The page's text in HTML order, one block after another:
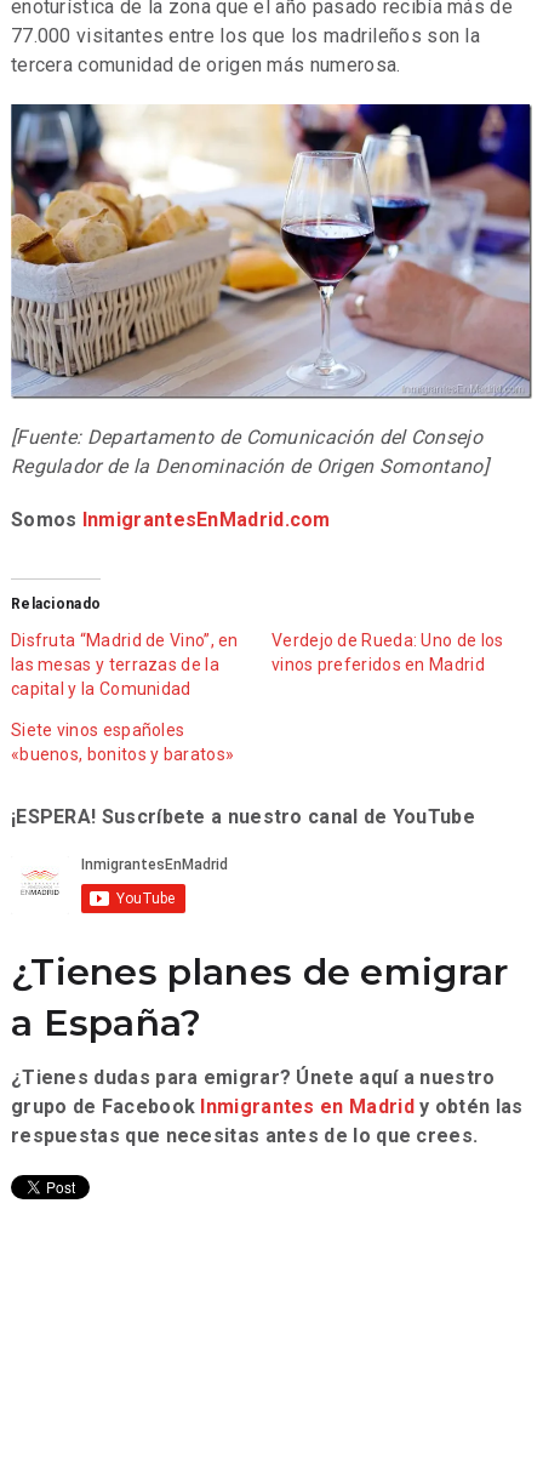
enoturística de la zona que el año pasado recibía más de
77.000 visitantes entre los que los madrileños son la
tercera comunidad de origen más numerosa.
[Fuente: Departamento de Comunicación del Consejo
Regulador de la Denominación de Origen Somontano]
Somos InmigrantesEnMadrid.com
Relacionado
Disfruta “Madrid de Vino”, en
las mesas y terrazas de la
capital y la Comunidad
Verdejo de Rueda: Uno de los
vinos preferidos en Madrid
Siete vinos españoles
«buenos, bonitos y baratos»
¡ESPERA! Suscríbete a nuestro canal de YouTube
¿Tienes planes de emigrar
a España?
¿Tienes dudas para emigrar? Únete aquí a nuestro
grupo de Facebook Inmigrantes en Madridy obtén las
respuestas que necesitas antes de lo que crees.